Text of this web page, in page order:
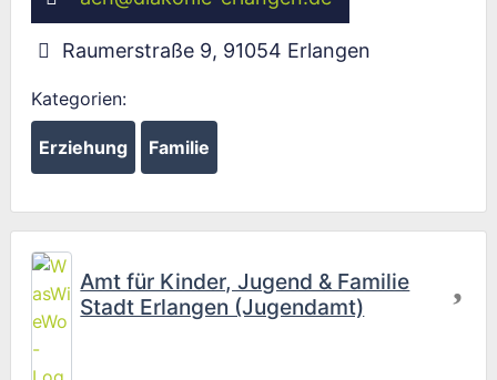
Raumerstraße 9, 91054 Erlangen
Kategorien:
Erziehung Familie
Amt für Kinder, Jugend & Familie
Stadt Erlangen (Jugendamt)